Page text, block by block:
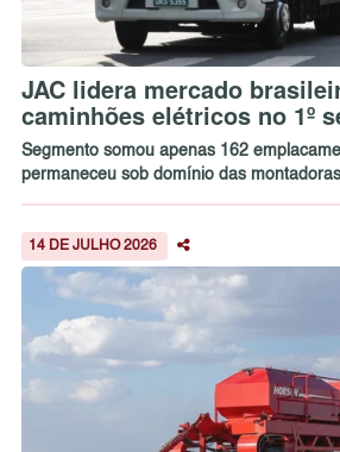
JAC lidera mercado
caminhões elétricos no 1º
Segmento somou apenas 162
permaneceu sob domínio das
14 DE JULHO 2026